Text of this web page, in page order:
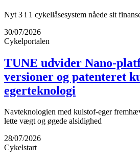
Nyt 3 i 1 cykellåsesystem nåede sit
30/07/2026
Cykelportalen
TUNE udvider Nano-
versioner og patenteret
egerteknologi
Navteknologien med kulstof-eger
lette vægt og øgede alsidighed
28/07/2026
Cykelstart